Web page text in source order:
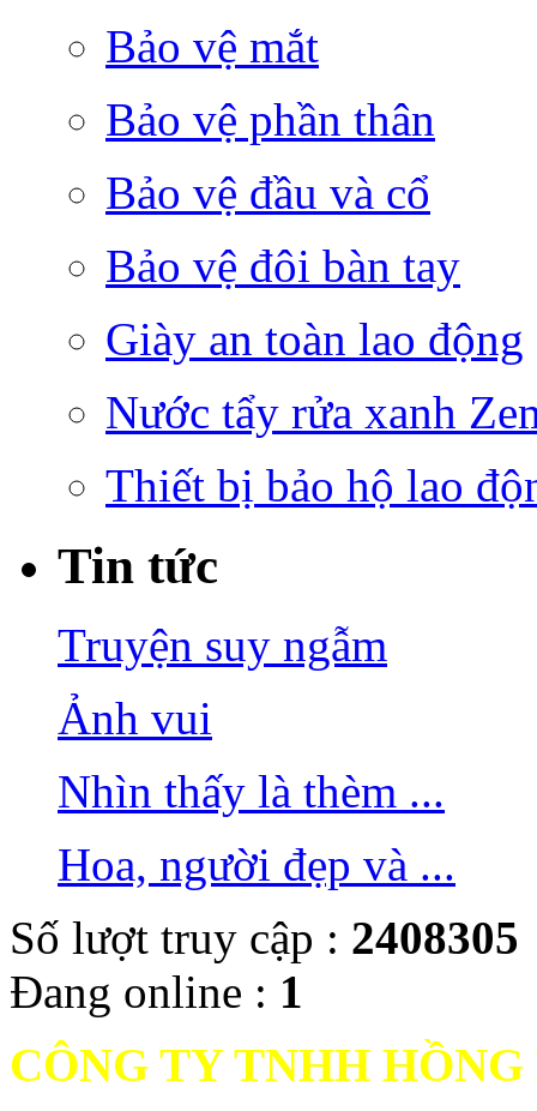
Bảo vệ mắt
Bảo vệ phần thân
Bảo vệ đầu và cổ
Bảo vệ đôi bàn tay
Giày an toàn lao động
Nước tẩy rửa xanh
Thiết bị bảo hộ lao
Tin tức
Truyện suy ngẫm
Ảnh vui
Nhìn thấy là thèm ...
Hoa, người đẹp và ...
Số lượt truy cập : 2408305
Đang online : 1
CÔNG TY TNHH